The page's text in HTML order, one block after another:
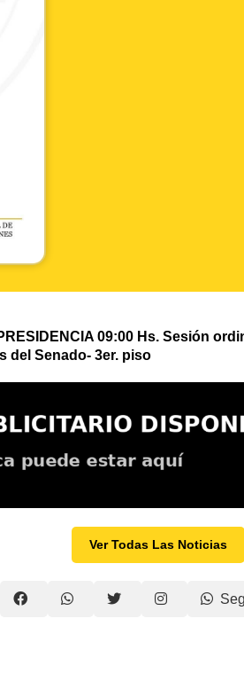
09:00 Hs. Sesión
del Senado- 3er. piso
Ver Todas Las Noticias